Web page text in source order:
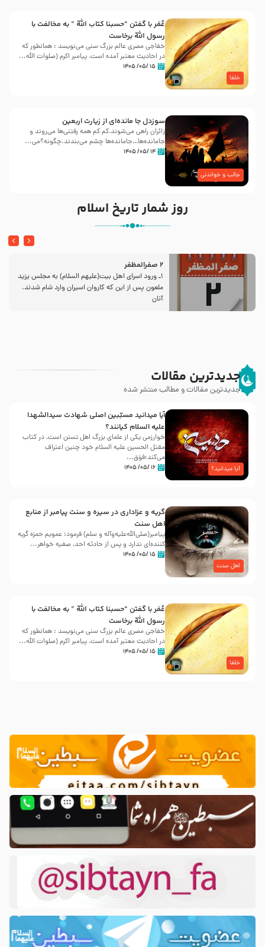
خلفا
عُمَر با گفتن “حسبنا كتاب اللّه ” به مخالفت با
رسول اللّه برخاست
خفاجی مصری عالم بزرگ سنی می‌نویسد : همانطور که
در احادیث معتبر آمده است، پیامبر اکرم (صلوات اللّه...
۱۵ /۰۵/ ۱۴۰۵
جالب و خواندنی
سوزدل جا مانده‌ای از زیارت اربعین
زائران راهی می‌شوند،کم‌ کم همه رفتنی‌ها می‌روند و
جامانده‌ها…جامانده‌ها چشم می‌بندند.چگونه؟می‌...
۱۴ /۰۵/ ۱۴۰۵
روز شمار تاریخ اسلام
2 صفرالمظفر
1ـ ورود اسراى اهل بیت‌(علیهم السلام) به مجلس یزید
ملعون پس از این كه كاروان اسیران وارد شام شدند،
آنان
جدیدترین مقالات
جدیدترین مقالات و مطالب منتشر شده
آیا میدانید؟
آیا میدانید مسبّبین اصلی شهادت سیدالشهدا
علیه ‌السلام کیانند؟
خوارزمی یکی از علمای بزرگ اهل تسنن است، در کتاب
مقتل الحسین علیه ‌السلام خود چنین اعتراف
می‌کند:فوَق...
۱۶ /۰۵/ ۱۴۰۵
اهل سنت
گریه و عزاداری در سیره و سنت پیامبر از منابع
اهل سنت
پیامبر(صلی‌الله‌علیه‌وآله و سلم) فرمود: عمویم حمزه گریه
کننده‌ای ندارد و پس از حادثه احد، صفیه خواهر...
۱۵ /۰۵/ ۱۴۰۵
خلفا
عُمَر با گفتن “حسبنا كتاب اللّه ” به مخالفت با
رسول اللّه برخاست
خفاجی مصری عالم بزرگ سنی می‌نویسد : همانطور که
در احادیث معتبر آمده است، پیامبر اکرم (صلوات اللّه...
۱۵ /۰۵/ ۱۴۰۵